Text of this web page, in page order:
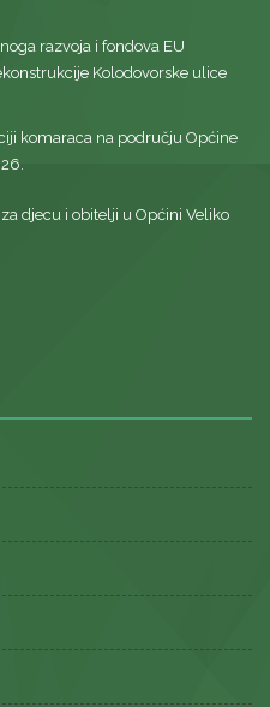
razvoja i fondova EU
Kolodovorske ulice
komaraca na području Općine
djecu i obitelji u Općini Veliko